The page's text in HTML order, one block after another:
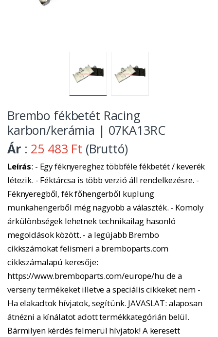
Brembo fékbetét Racing
karbon/kerámia | 07KA13RC
Ár : 25 483 Ft (Bruttó)
Leírás: - Egy féknyereghez többféle fékbetét / keverék
létezik. - Féktárcsa is több verzió áll rendelkezésre. -
Féknyeregből, fék főhengerből kuplung
munkahengerből még nagyobb a választék. - Komoly
árkülönbségek lehetnek technikailag hasonló
megoldások között. - a legújabb Brembo
cikkszámokat felismeri a bremboparts.com
cikkszámalapú keresője:
https://www.bremboparts.com/europe/hu de a
verseny termékeket illetve a speciális cikkeket nem -
Ha elakadtok hívjatok, segítünk. JAVASLAT: alaposan
átnézni a kínálatot adott termékkategórián belül.
Bármilyen kérdés felmerül hívjatok! A keresett